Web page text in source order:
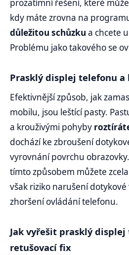
prozatímní řešení, které
kdy máte zrovna na
důležitou schůzku a chcete
Problému jako takového se
Prasklý displej telefonu a
Efektivnější způsob, jak
mobilu, jsou leštící pasty.
a krouživými pohyby
dochází ke zbroušení
vyrovnání povrchu
tímto způsobem můžete
však riziko narušení dotykové
zhoršení ovládání telefonu.
Jak vyřešit prasklý
retušovací fix